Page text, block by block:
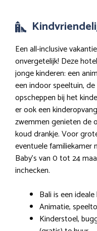
Een all-inclusive
onvergetelijk! Deze
jonge kinderen: een
een indoor speeltuin,
opscheppen bij het
er ook een
zwemmen genieten de
koud drankje. Voor
eventuele familiekamer
Baby’s van 0 tot 24
inchecken.
Bali is een
Animatie,
Kinderstoel,